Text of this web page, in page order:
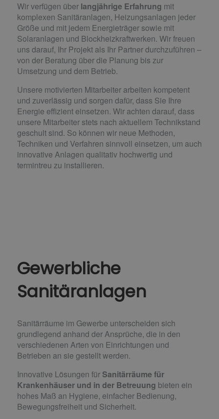
Wir verfügen über langjährige Erfahrung mit
komplexen Sanitäranlagen, Heizungsanlagen jeder
Größe und mit jedem Energieträger sowie mit
Solaranlagen und Blockheizkraftwerken. Wir freuen
uns darauf, Ihr Projekt als Ihr Partner durchzuführen –
von der Beratung über die Planung bis zur
Umsetzung und dem Betrieb.
Unsere motivierten Mitarbeiter arbeiten kompetent
und zuverlässig und sorgen dafür, dass Sie Ihre
Energie effizient einsetzen. Wir achten darauf, dass
unsere Mitarbeiter stets nach aktuellem Technikstand
geschult sind. So können wir neue Methoden,
Techniken und Verfahren sinnvoll einsetzen, um auch
innovative Anlagen qualitativ hochwertig und
termintreu zu installieren.
Gewerbliche
Sanitäranlagen
Sanitärräume im Gewerbe unterscheiden sich
grundlegend anhand der Ansprüche, die in den
verschiedenen Arten von Einrichtungen und
Betrieben an sie gestellt werden.
Innovative Lösungen für Sanitärräume für
Krankenhäuser und in der Betreuung bieten ein
hohes Maß an Hygiene, einfacher Bedienung,
Bewegungsfreiheit und Sicherheit.